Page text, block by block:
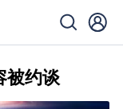
被约谈